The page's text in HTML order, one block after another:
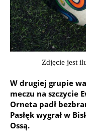
Zdjęcie jest
W drugiej grupie
meczu na szczycie
Orneta padł
Pasłęk wygrał w
Ossą.